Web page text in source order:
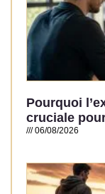
Pourquoi
cruciale
06/08/2026